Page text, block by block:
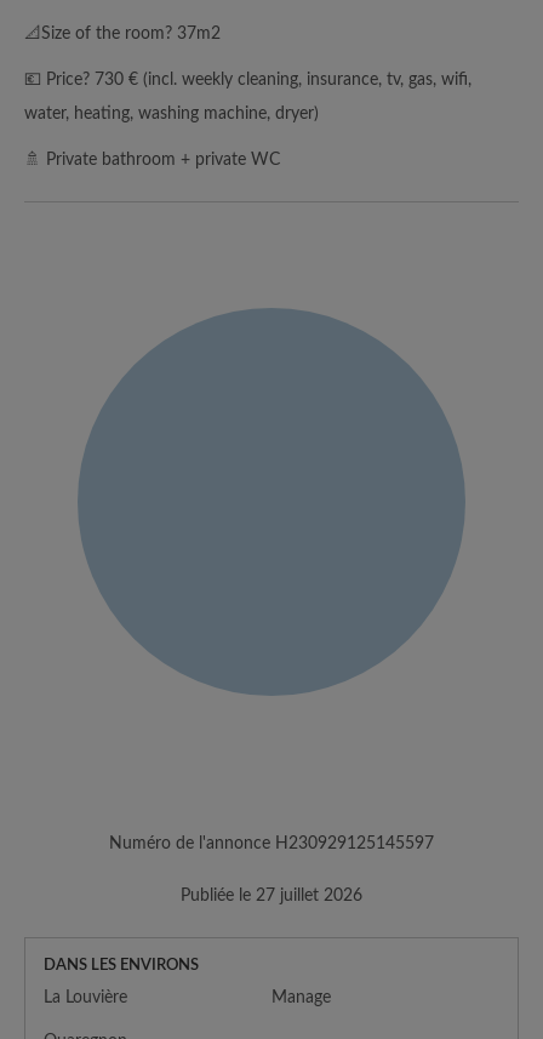
📐Size of the room? 37m2
💶 Price? 730 € (incl. weekly cleaning, insurance, tv, gas, wifi,
water, heating, washing machine, dryer)
🚿 Private bathroom + private WC
Numéro de l'annonce H230929125145597
Publiée le 27 juillet 2026
DANS LES ENVIRONS
La Louvière Manage